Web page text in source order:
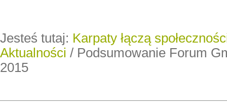
Jesteś tutaj: Karpaty łączą
Aktualności / Podsumowanie Forum
2015